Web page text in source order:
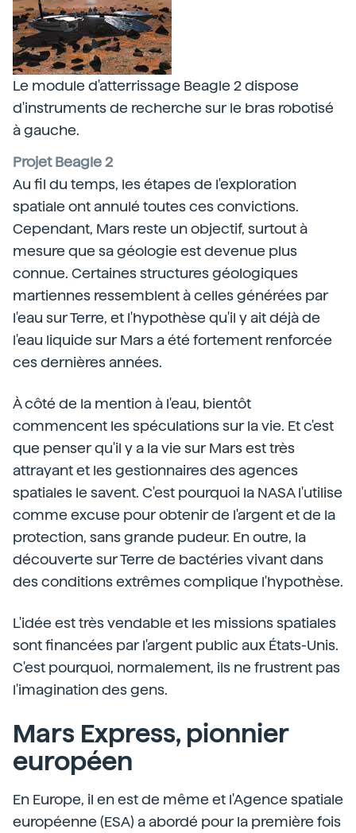
Le module d'atterrissage Beagle 2 dispose
d'instruments de recherche sur le bras robotisé
à gauche.
Projet Beagle 2
Au fil du temps, les étapes de l'exploration
spatiale ont annulé toutes ces convictions.
Cependant, Mars reste un objectif, surtout à
mesure que sa géologie est devenue plus
connue. Certaines structures géologiques
martiennes ressemblent à celles générées par
l'eau sur Terre, et l'hypothèse qu'il y ait déjà de
l'eau liquide sur Mars a été fortement renforcée
ces dernières années.
À côté de la mention à l'eau, bientôt
commencent les spéculations sur la vie. Et c'est
que penser qu'il y a la vie sur Mars est très
attrayant et les gestionnaires des agences
spatiales le savent. C'est pourquoi la NASA l'utilise
comme excuse pour obtenir de l'argent et de la
protection, sans grande pudeur. En outre, la
découverte sur Terre de bactéries vivant dans
des conditions extrêmes complique l'hypothèse.
L'idée est très vendable et les missions spatiales
sont financées par l'argent public aux États-Unis.
C'est pourquoi, normalement, ils ne frustrent pas
l'imagination des gens.
Mars Express, pionnier
européen
En Europe, il en est de même et l'Agence spatiale
européenne (ESA) a abordé pour la première fois